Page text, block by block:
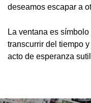
deseamos escapar a
La ventana es
transcurrir del tiempo
acto de esperanza